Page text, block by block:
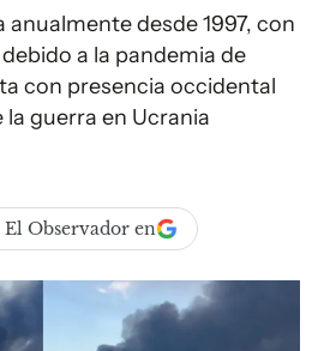
anualmente desde 1997, con
a la pandemia de
con presencia occidental
guerra en Ucrania
El Observador en